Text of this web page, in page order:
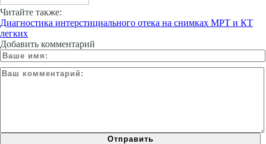
Читайте также:
Диагностика интерстициального отека на снимках МРТ и КТ
легких
Добавить комментарий